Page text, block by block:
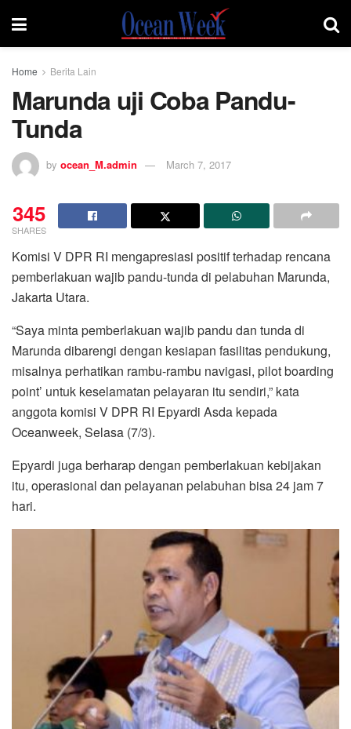
Home Berita Lain
Marunda uji Coba Pandu-
Tunda
by ocean_M.admin March 7, 2017
345
SHARES
Komisi V DPR RI mengapresiasi positif terhadap rencana
pemberlakuan wajib pandu-tunda di pelabuhan Marunda,
Jakarta Utara.
“Saya minta pemberlakuan wajib pandu dan tunda di
Marunda dibarengi dengan kesiapan fasilitas pendukung,
misalnya perhatikan rambu-rambu navigasi, pilot boarding
point’ untuk keselamatan pelayaran itu sendiri,” kata
anggota komisi V DPR RI Epyardi Asda kepada
Oceanweek, Selasa (7/3).
Epyardi juga berharap dengan pemberlakuan kebijakan
itu, operasional dan pelayanan pelabuhan bisa 24 jam 7
hari.